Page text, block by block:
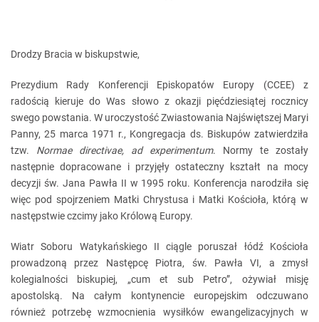
Drodzy Bracia w biskupstwie,
Prezydium Rady Konferencji Episkopatów Europy (CCEE) z
radością kieruje do Was słowo z okazji pięćdziesiątej rocznicy
swego powstania. W uroczystość Zwiastowania Najświętszej Maryi
Panny, 25 marca 1971 r., Kongregacja ds. Biskupów zatwierdziła
tzw. Normae directivae, ad experimentum. Normy te zostały
następnie dopracowane i przyjęły ostateczny kształt na mocy
decyzji św. Jana Pawła II w 1995 roku. Konferencja narodziła się
więc pod spojrzeniem Matki Chrystusa i Matki Kościoła, którą w
następstwie czcimy jako Królową Europy.
Wiatr Soboru Watykańskiego II ciągle poruszał łódź Kościoła
prowadzoną przez Następcę Piotra, św. Pawła VI, a zmysł
kolegialności biskupiej, „cum et sub Petro”, ożywiał misję
apostolską. Na całym kontynencie europejskim odczuwano
również potrzebę wzmocnienia wysiłków ewangelizacyjnych w